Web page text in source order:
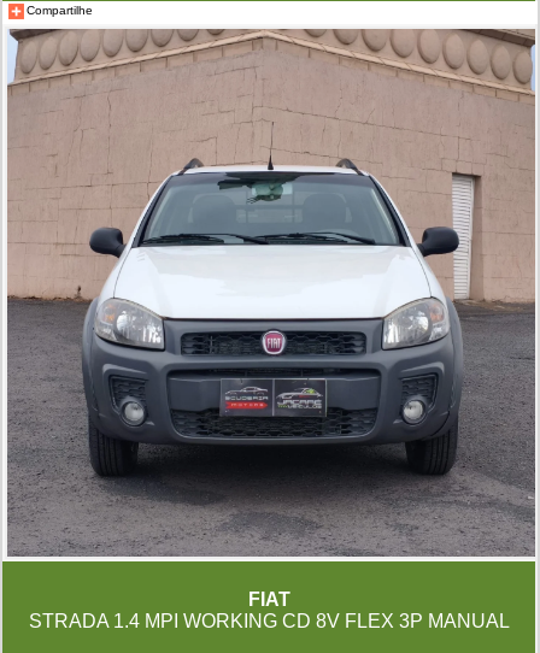
Compartilhe
FIAT
STRADA 1.4 MPI WORKING CD 8V FLEX 3P MANUAL